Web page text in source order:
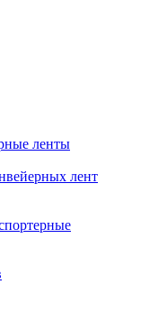
ленты
лент